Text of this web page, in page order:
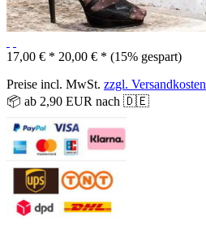
17,00 € * 20,00 € * (15% gespart)
Preise incl. MwSt. zzgl. Versandkosten
📦 ab 2,90 EUR nach 🇩🇪